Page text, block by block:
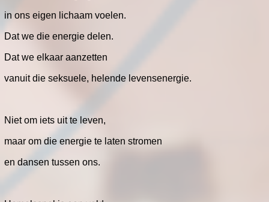
in ons eigen lichaam voelen.
Dat we die energie delen.
Dat we elkaar aanzetten
vanuit die seksuele, helende levensenergie.
Niet om iets uit te leven,
maar om die energie te laten stromen
en dansen tussen ons.